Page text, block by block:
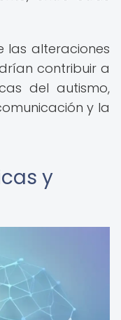
las alteraciones
contribuir a
del autismo,
y la
y